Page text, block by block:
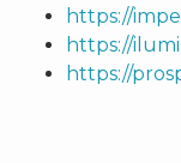
https://
https://
https://